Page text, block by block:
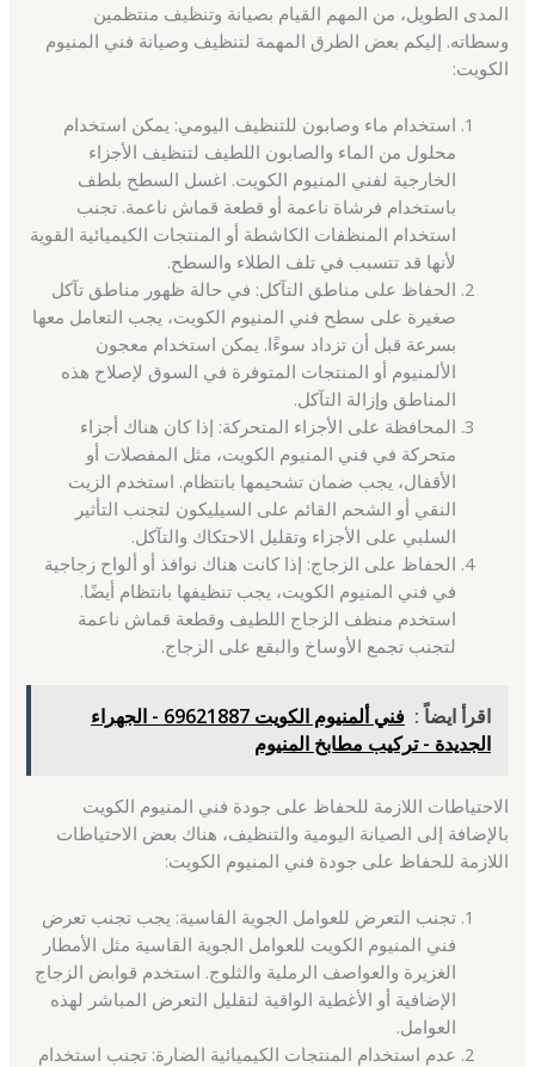
المدى الطويل، من المهم القيام بصيانة وتنظيف منتظمين
وسطاته. إليكم بعض الطرق المهمة لتنظيف وصيانة فني المنيوم
الكويت:
استخدام ماء وصابون للتنظيف اليومي: يمكن استخدام
محلول من الماء والصابون اللطيف لتنظيف الأجزاء
الخارجية لفني المنيوم الكويت. اغسل السطح بلطف
باستخدام فرشاة ناعمة أو قطعة قماش ناعمة. تجنب
استخدام المنظفات الكاشطة أو المنتجات الكيميائية القوية
لأنها قد تتسبب في تلف الطلاء والسطح.
الحفاظ على مناطق التآكل: في حالة ظهور مناطق تآكل
صغيرة على سطح فني المنيوم الكويت، يجب التعامل معها
بسرعة قبل أن تزداد سوءًا. يمكن استخدام معجون
الألمنيوم أو المنتجات المتوفرة في السوق لإصلاح هذه
المناطق وإزالة التآكل.
المحافظة على الأجزاء المتحركة: إذا كان هناك أجزاء
متحركة في فني المنيوم الكويت، مثل المفصلات أو
الأقفال، يجب ضمان تشحيمها بانتظام. استخدم الزيت
النقي أو الشحم القائم على السيليكون لتجنب التأثير
السلبي على الأجزاء وتقليل الاحتكاك والتآكل.
الحفاظ على الزجاج: إذا كانت هناك نوافذ أو ألواح زجاجية
في فني المنيوم الكويت، يجب تنظيفها بانتظام أيضًا.
استخدم منظف الزجاج اللطيف وقطعة قماش ناعمة
لتجنب تجمع الأوساخ والبقع على الزجاج.
اقرأ ايضاً :
فني ألمنيوم الكويت 69621887 - الجهراء
الجديدة - تركيب مطابخ المنيوم
الاحتياطات اللازمة للحفاظ على جودة فني المنيوم الكويت
بالإضافة إلى الصيانة اليومية والتنظيف، هناك بعض الاحتياطات
اللازمة للحفاظ على جودة فني المنيوم الكويت:
تجنب التعرض للعوامل الجوية القاسية: يجب تجنب تعرض
فني المنيوم الكويت للعوامل الجوية القاسية مثل الأمطار
الغزيرة والعواصف الرملية والثلوج. استخدم قوابض الزجاج
الإضافية أو الأغطية الواقية لتقليل التعرض المباشر لهذه
العوامل.
عدم استخدام المنتجات الكيميائية الضارة: تجنب استخدام